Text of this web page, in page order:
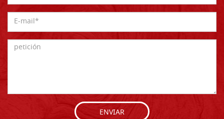
ENVIAR